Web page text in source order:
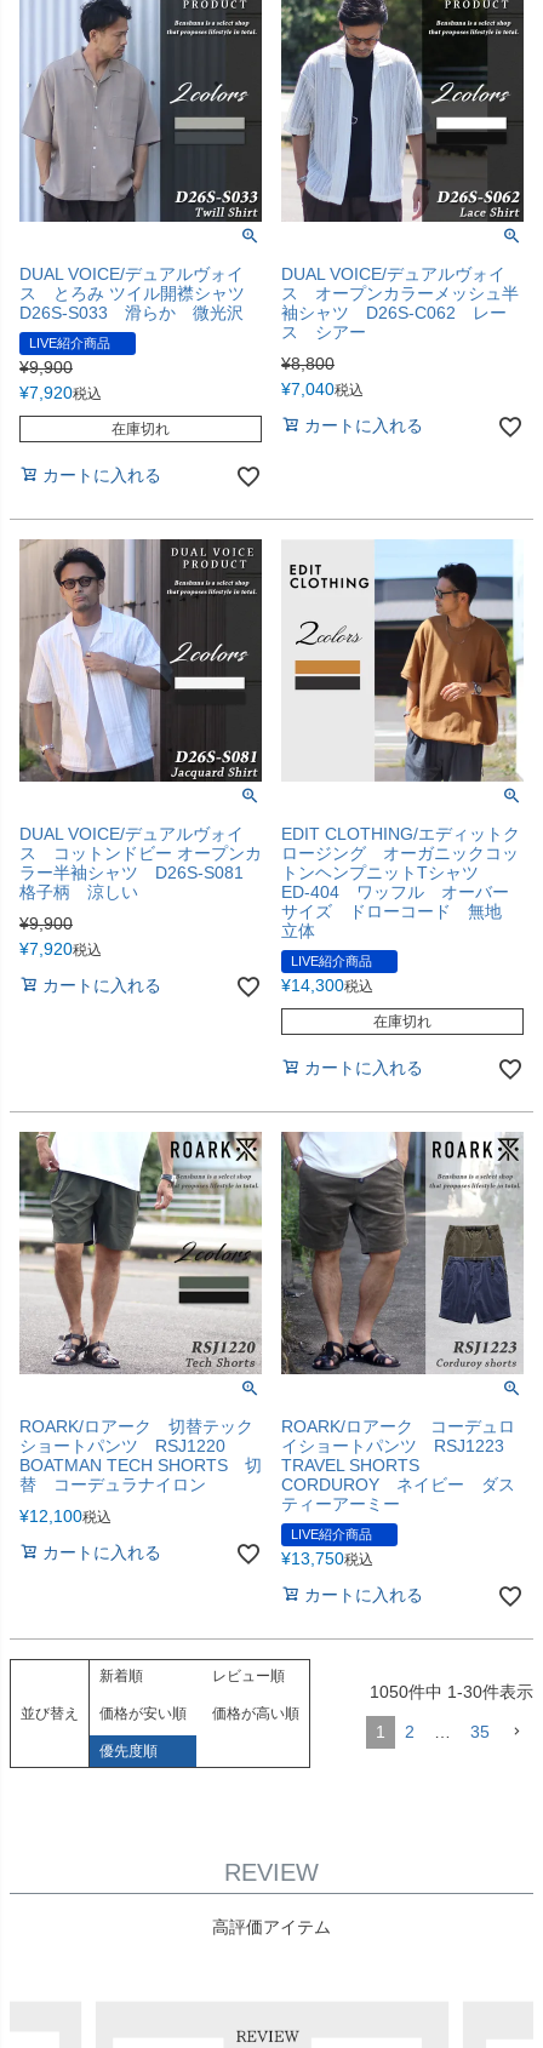
DUAL VOICE/デュアルヴォイ
ス とろみ ツイル開襟シャツ
D26S-S033 滑らか 微光沢
LIVE紹介商品
¥9,900
¥7,920税込
在庫切れ
カートに入れる
DUAL VOICE/デュアルヴォイ
ス オープンカラーメッシュ半
袖シャツ D26S-C062 レー
ス シアー
¥8,800
¥7,040税込
カートに入れる
DUAL VOICE/デュアルヴォイ
ス コットンドビー オープンカ
ラー半袖シャツ D26S-S081
格子柄 涼しい
¥9,900
¥7,920税込
カートに入れる
EDIT CLOTHING/エディットク
ロージング オーガニックコッ
トンヘンプニットTシャツ
ED-404 ワッフル オーバー
サイズ ドローコード 無地
立体
LIVE紹介商品
¥14,300税込
在庫切れ
カートに入れる
ROARK/ロアーク 切替テック
ショートパンツ RSJ1220
BOATMAN TECH SHORTS 切
替 コーデュラナイロン
¥12,100税込
カートに入れる
ROARK/ロアーク コーデュロ
イショートパンツ RSJ1223
TRAVEL SHORTS
CORDUROY ネイビー ダス
ティーアーミー
LIVE紹介商品
¥13,750税込
カートに入れる
並び替え
新着順 レビュー順
価格が安い順 価格が高い順
優先度順
1050件中 1-30件表示
1 2 35
REVIEW
高評価アイテム